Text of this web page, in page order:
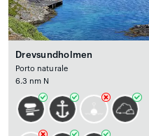
Drevsundholmen
Porto naturale
6.3 nm N